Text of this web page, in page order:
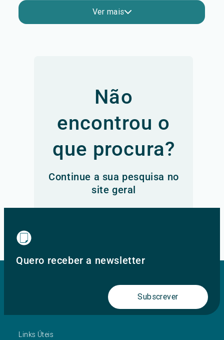
Ver mais
Não
encontrou o
que procura?
Continue a sua pesquisa no
site geral
Quero receber a newsletter
Subscrever
Links Úteis